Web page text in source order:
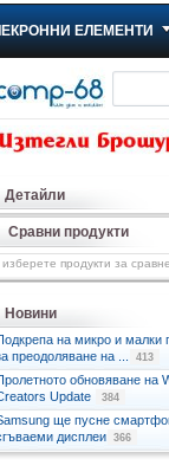
ЕЛЕМЕНТИ
Детайли
Сравни продукти
изберете продукти за
Новини
на микро и малки
преодоляване на ...
413
обновяване на
Update
384
ще пусне
дисплеи 366